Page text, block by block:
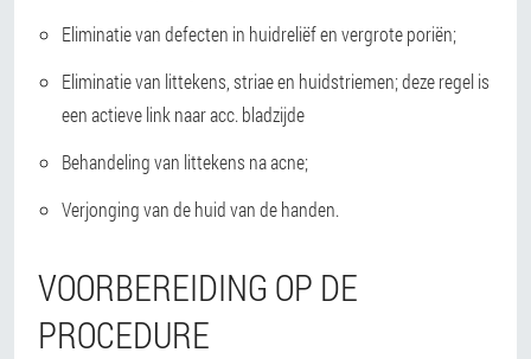
Eliminatie van defecten in huidreliëf en vergrote poriën;
Eliminatie van littekens, striae en huidstriemen; deze regel is
een actieve link naar acc. bladzijde
Behandeling van littekens na acne;
Verjonging van de huid van de handen.
VOORBEREIDING OP DE
PROCEDURE